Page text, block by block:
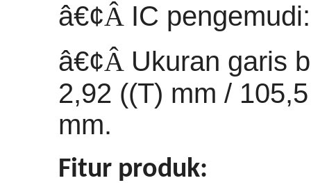
â€¢Â IC
â€¢Â Ukuran garis
2,92 ((T) mm /
mm.
Fitur produk: